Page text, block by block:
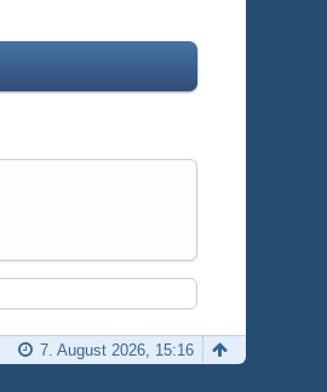
7. August 2026, 15:16